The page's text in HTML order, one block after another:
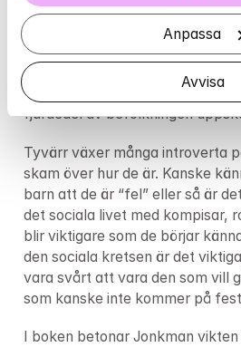
Anpassa
Avvisa
att som introvert växa upp i ett
extraversion premieras allt mer.
söks det efter “utåtriktade och
och det anordnas workshops
dessutom i underläge rent
fjärdedel av befolkningen
Tyvärr växer många introverta
skam över hur de är. Kanske
barn att de är “fel” eller så är
det sociala livet med kompisar,
blir viktigare som de börjar
den sociala kretsen är det
vara svårt att vara den som vill
som kanske inte kommer på
I boken betonar Jonkman